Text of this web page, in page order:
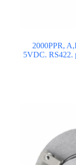
2000PPR,
5VDC. RS422.